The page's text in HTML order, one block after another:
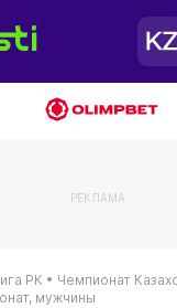
РЕКЛАМА
РК • Чемпионат
мужчины